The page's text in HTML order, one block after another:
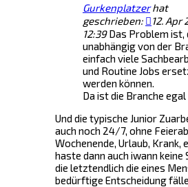
Gurkenplatzerhat
geschrieben:
12. Apr
12:39Das Problem ist,
unabhängig von der
einfach viele
und Routine Jobs
werden können.
Da ist die Branche egal
Und die typische Junior
auch noch 24/7, ohne
Wochenende, Urlaub, Krank,
haste dann auch iwann keine
die letztendlich die eines
bedürftige Entscheidung